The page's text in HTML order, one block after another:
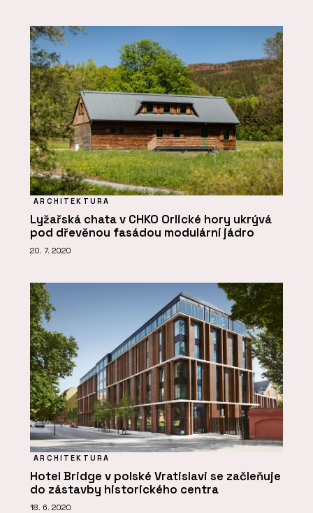
ARCHITEKTURA
Lyžařská chata v CHKO Orlické hory ukrývá
pod dřevěnou fasádou modulární jádro
20. 7. 2020
ARCHITEKTURA
Hotel Bridge v polské Vratislavi se začleňuje
do zástavby historického centra
18. 6. 2020